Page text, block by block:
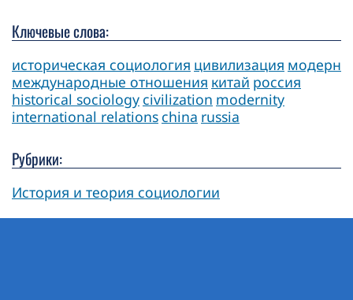
Ключевые слова:
историческая социология цивилизация модерн
международные отношения китай россия
historical sociology civilization modernity
international relations china russia
Рубрики:
История и теория социологии